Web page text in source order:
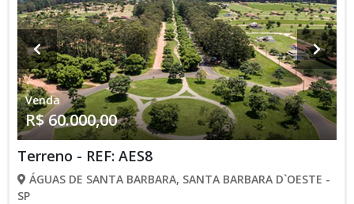
Venda
R$ 60.000,00
Terreno - REF: AES8
ÁGUAS DE SANTA BARBARA, SANTA BARBARA D`OESTE -
SP